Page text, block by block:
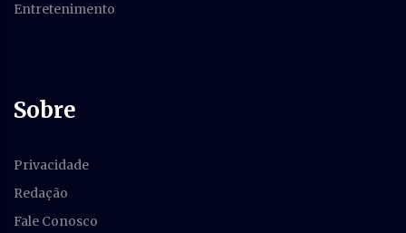
Entretenimento
Sobre
Privacidade
Redação
Fale Conosco